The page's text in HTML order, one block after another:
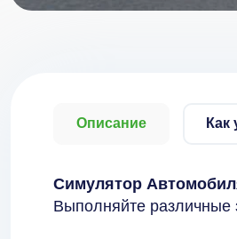
Описание Как
Симулятор
Выполняйте различные